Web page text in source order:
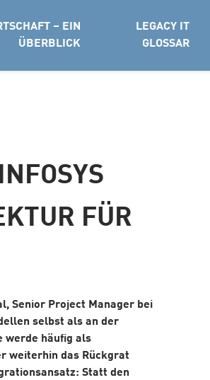
– EIN
ÜBERBLICK
LEGACY IT
GLOSSAR
FÜR
Senior Project Manager bei
selbst als an der
werde häufig als
weiterhin das Rückgrat
Statt den